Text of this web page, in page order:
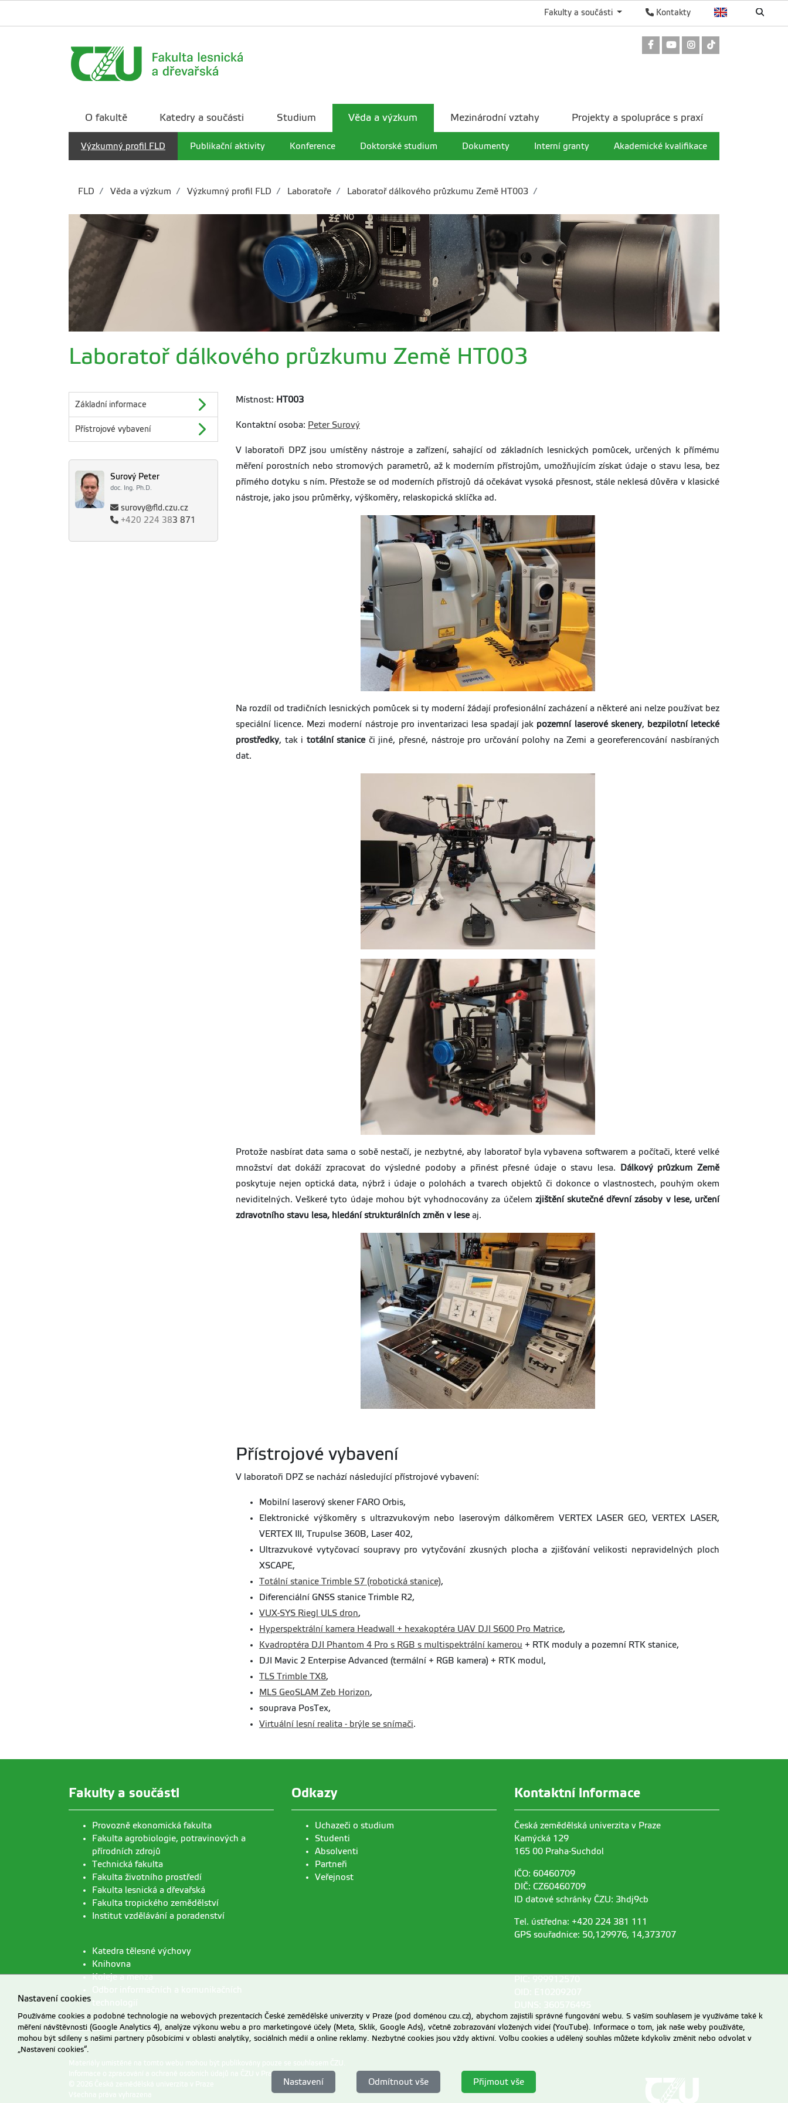
Kontakty
Fakulty a součásti
Odkaz na Facebook
Odkaz na Youtube
Odkaz na Instagram
O fakultě Katedry a součásti Studium Věda a výzkum
Výzkumný profil FLD Publikační aktivity Konference Doktorské studium Dokumenty Interní granty Akademické kvalifikace
Mezinárodní vztahy Projekty a spolupráce s praxí
FLD Věda a výzkum Výzkumný profil FLD Laboratoře Laboratoř dálkového průzkumu Země HT003
Laboratoř dálkového průzkumu Země HT003
Základní informace
Přístrojové vybavení
Surový Peter
doc. Ing. Ph.D.
surovy@fld.czu.cz
+420 224 383 871
Místnost: HT003
Kontaktní osoba: Peter Surový
V laboratoři DPZ jsou umístěny nástroje a zařízení, sahající od základních lesnických pomůcek, určených k přímému
měření porostních nebo stromových parametrů, až k moderním přístrojům, umožňujícím získat údaje o stavu lesa, bez
přímého dotyku s ním. Přestože se od moderních přístrojů dá očekávat vysoká přesnost, stále neklesá důvěra v klasické
nástroje, jako jsou průměrky, výškoměry, relaskopická sklíčka ad.
Na rozdíl od tradičních lesnických pomůcek si ty moderní žádají profesionální zacházení a některé ani nelze používat bez
speciální licence. Mezi moderní nástroje pro inventarizaci lesa spadají jak pozemní laserové skenery, bezpilotní letecké
prostředky, tak i totální staniceči jiné, přesné, nástroje pro určování polohy na Zemi a georeferencování nasbíraných
dat.
Protože nasbírat data sama o sobě nestačí, je nezbytné, aby laboratoř byla vybavena softwarem a počítači, které velké
množství dat dokáží zpracovat do výsledné podoby a přinést přesné údaje o stavu lesa.
Dálkový průzkum Země
poskytuje nejen optická data, nýbrž i údaje o polohách a tvarech objektů či dokonce o vlastnostech, pouhým okem
neviditelných. Veškeré tyto údaje mohou být vyhodnocovány za účelem zjištění skutečné dřevní zásoby v lese, určení
zdravotního stavu lesa, hledání strukturálních změn v leseaj.
Přístrojové vybavení
V laboratoři DPZ se nachází následující přístrojové vybavení:
Mobilní laserový skener FARO Orbis,
Elektronické výškoměry s ultrazvukovým nebo laserovým dálkoměrem VERTEX LASER GEO, VERTEX LASER,
VERTEX III, Trupulse 360B, Laser 402,
Ultrazvukové vytyčovací soupravy pro vytyčování zkusných plocha a zjišťování velikosti nepravidelných ploch
XSCAPE,
Totální stanice Trimble S7 (robotická stanice),
Diferenciální GNSS stanice Trimble R2,
VUX-SYS Riegl ULS dron,
Hyperspektrální kamera Headwall + hexakoptéra UAV DJI S600 Pro Matrice,
Kvadroptéra DJI Phantom 4 Pro s RGB s multispektrální kamerou + RTK moduly a pozemní RTK stanice,
DJI Mavic 2 Enterpise Advanced (termální + RGB kamera) + RTK modul,
TLS Trimble TX8,
MLS GeoSLAM Zeb Horizon,
souprava PosTex,
Virtuální lesní realita - brýle se snímači.
Fakulty a součásti
Provozně ekonomická fakulta
Fakulta agrobiologie, potravinových a
přírodních zdrojů
Technická fakulta
Fakulta životního prostředí
Fakulta lesnická a dřevařská
Fakulta tropického zemědělství
Institut vzdělávání a poradenství
Katedra tělesné výchovy
Knihovna
Koleje a menza
Odkazy
Uchazeči o studium
Studenti
Absolventi
Partneři
Veřejnost
Kontaktní informace
Česká zemědělská univerzita v Praze
Kamýcká 129
165 00 Praha-Suchdol
IČO: 60460709
DIČ: CZ60460709
ID datové schránky ČZU: 3hdj9cb
Tel. ústředna: +420 224 381 111
GPS souřadnice: 50,129976, 14,373707
Informace o zpracování a ochraně osobních údajů na ČZU v Praze
Nastavení cookies
Používáme cookies a podobné technologie na webových prezentacích České zemědělské univerzity v Praze (pod doménou czu.cz), abychom zajistili správné fungování webu. S vaším souhlasem je využíváme také k
měření návštěvnosti (Google Analytics 4), analýze výkonu webu a pro marketingové účely (Meta, Sklik, Google Ads), včetně zobrazování vložených videí (YouTube). Informace o tom, jak naše weby používáte,
mohou být sdíleny s našimi partnery působícími v oblasti analytiky, sociálních médií a online reklamy. Nezbytné cookies jsou vždy aktivní. Volbu cookies a udělený souhlas můžete kdykoliv změnit nebo odvolat v
„Nastavení cookies“.
Nastavení Odmítnout vše Přijmout vše